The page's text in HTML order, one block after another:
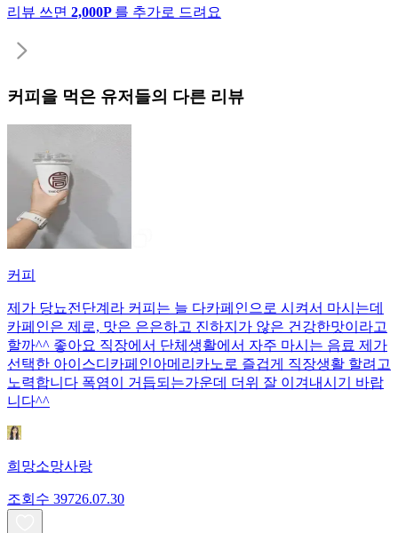
리뷰 쓰면 2,000P 를 추가로 드려요
커피 을 먹은 유저들의 다른 리뷰
커피
제가 당뇨전단계라 커피는 늘 다카페인으로 시켜서 마시는데
카페인은 제로, 맛은 은은하고 진하지가 않은 건강한맛이라고
할까^^ 좋아요 직장에서 단체생활에서 자주 마시는 음료 제가
선택한 아이스디카페인아메리카노로 즐겁게 직장생활 할려고
노력합니다 폭염이 거듭되는가운데 더위 잘 이겨내시기 바랍
니다^^
희망소망사랑
조회수 39726.07.30